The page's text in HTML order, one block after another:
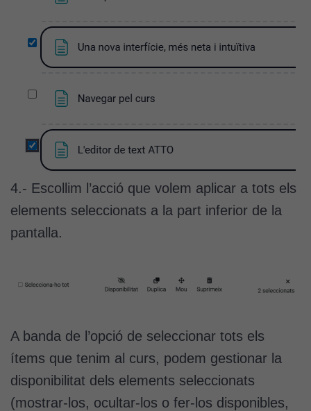
4.- Escollim l’acció que volem aplicar a tots els
elements seleccionats a la part inferior de la
pantalla.
A banda de l’opció de seleccionar tots els
ítems que tenim al curs, podem gestionar la
disponibilitat dels elements seleccionats
(mostrar-los, ocultar-los o fer-los disponibles,